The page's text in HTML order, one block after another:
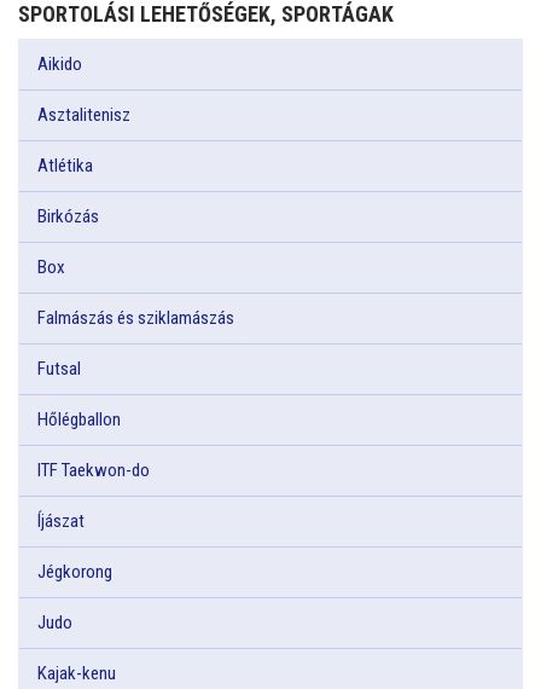
SPORTOLÁSI LEHETŐSÉGEK, SPORTÁGAK
Aikido
Asztalitenisz
Atlétika
Birkózás
Box
Falmászás és sziklamászás
Futsal
Hőlégballon
ITF Taekwon-do
Íjászat
Jégkorong
Judo
Kajak-kenu